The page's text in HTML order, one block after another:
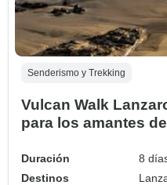
Senderismo y Trekking
Vulcan Walk
para los amantes
Duración
8
Destinos